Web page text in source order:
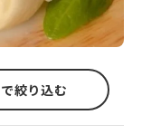
絞り込む